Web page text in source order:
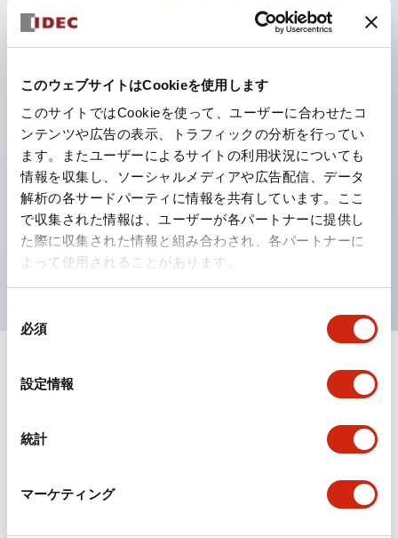
このウェブサイトはCookieを使用します
このサイトではCookieを使って、ユーザーに合わせたコ
ンテンツや広告の表示、トラフィックの分析を行ってい
ます。またユーザーによるサイトの利用状況についても
情報を収集し、ソーシャルメディアや広告配信、データ
解析の各サードパーティに情報を共有しています。ここ
で収集された情報は、ユーザーが各パートナーに提供し
た際に収集された情報と組み合わされ、各パートナーに
よって使用されることがあります。
必須
設定情報
統計
マーケティング
フィンガープロテクション構造、ねじアップ端子構造、
保護構造IP20に対応したHW-U形コンタクトブロック
を搭載。
高電圧タイプのLED球が搭載可能になり、ダイレクト
タイプの定格使用電圧が最大240Vまで対応可能になり
ました。
ひとつで6色の役をこなすLED球（LSRD球）。これま
で色ごとに分かれていたLED球を、1色のLED球で各色
を表現できるようにしました。
UL、CSA、TÜV、CCC認証品。
仕様 すべて展開+